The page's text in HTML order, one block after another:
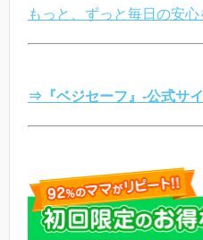
もっと、ずっと毎日の安
⇒『ベジセーフ』-公式サ